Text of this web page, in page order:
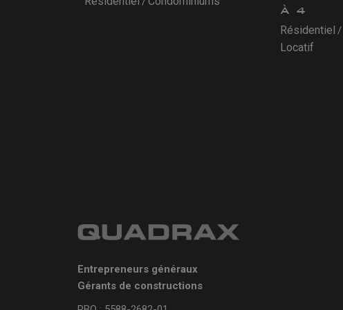
À 4
Résidentiel
Locatif
Entrepreneurs généraux
Gérants de constructions